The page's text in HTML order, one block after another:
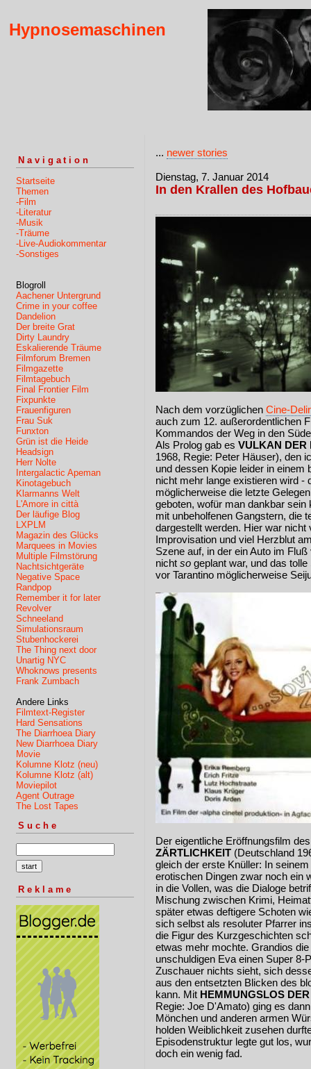
Hypnosemaschinen
Navigation
Startseite
Themen
-Film
-Literatur
-Musik
-Träume
-Live-Audiokommentar
-Sonstiges
Blogroll
Aachener Untergrund
Crime in your coffee
Dandelion
Der breite Grat
Dirty Laundry
Eskalierende Träume
Filmforum Bremen
Filmgazette
Filmtagebuch
Final Frontier Film
Fixpunkte
Frauenfiguren
Frau Suk
Funxton
Grün ist die Heide
Headsign
Herr Nolte
Intergalactic Apeman
Kinotagebuch
Klarmanns Welt
L'Amore in città
Der läufige Blog
LXPLM
Magazin des Glücks
Marquees in Movies
Multiple Filmstörung
Nachtsichtgeräte
Negative Space
Randpop
Remember it for later
Revolver
Schneeland
Simulationsraum
Stubenhockerei
The Thing next door
Unartig NYC
Whoknows presents
Frank Zumbach
Andere Links
Filmtext-Register
Hard Sensations
The Diarrhoea Diary
New Diarrhoea Diary
Movie
Kolumne Klotz (neu)
Kolumne Klotz (alt)
Moviepilot
Agent Outrage
The Lost Tapes
Suche
Reklame
... newer stories
Dienstag, 7. Januar 2014
In den Krallen des
Nach dem vorzüglichen Cine-
auch zum 12. außerordentlichen
Kommandos der Weg in den
Als Prolog gab es VULKAN DER
1968, Regie: Peter Häuser), den
und dessen Kopie leider in einem
nicht mehr lange existieren wird -
möglicherweise die letzte
geboten, wofür man dankbar
mit unbeholfenen Gangstern, die
dargestellt werden. Hier war nicht
Improvisation und viel Herzblut
Szene auf, in der ein Auto im
nicht so geplant war, und das
vor Tarantino möglicherweise
Der eigentliche Eröffnungsfilm
ZÄRTLICHKEIT (Deutschland
gleich der erste Knüller: In
erotischen Dingen zwar noch ein
in die Vollen, was die Dialoge
Mischung zwischen Krimi,
später etwas deftigere Schoten
sich selbst als resoluter Pfarrer
die Figur des Kurzgeschichten
etwas mehr mochte. Grandios
unschuldigen Eva einen Super 8-
Zuschauer nichts sieht, sich
aus den entsetzten Blicken des
kann. Mit HEMMUNGSLOS
Regie: Joe D'Amato) ging es
Mönchen und anderen armen
holden Weiblichkeit zusehen
Episodenstruktur legte gut los,
doch ein wenig fad.